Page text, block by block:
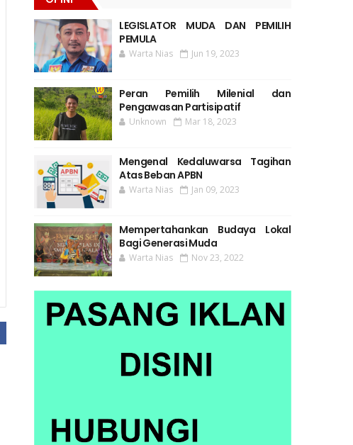
LEGISLATOR MUDA DAN PEMILIH
PEMULA
Warta Nias Jun 19, 2023
Peran Pemilih Milenial dan
Pengawasan Partisipatif
Unknown Mar 18, 2023
Mengenal Kedaluwarsa Tagihan
Atas Beban APBN
Warta Nias Jan 09, 2023
Mempertahankan Budaya Lokal
Bagi Generasi Muda
Warta Nias Nov 23, 2022